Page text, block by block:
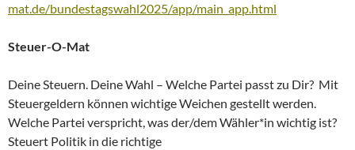
mat.de/bundestagswahl2025/app/main_app.html
Steuer-O-Mat
Deine Steuern. Deine Wahl – Welche Partei passt zu Dir? Mit
Steuergeldern können wichtige Weichen gestellt werden.
Welche Partei verspricht, was der/dem Wähler*in wichtig ist?
Steuert Politik in die richtige